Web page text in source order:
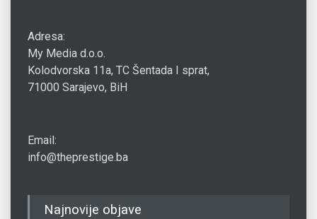
Adresa:
My Media d.o.o.
Kolodvorska 11a, TC Šentada I sprat,
71000 Sarajevo, BiH
Email:
info@theprestige.ba
Najnovije objave